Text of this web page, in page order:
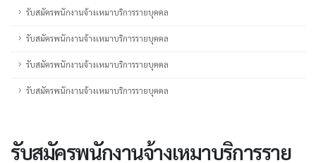
รับสมัครพนักงานจ้างเหมาบริการรายบุคคล
รับสมัครพนักงานจ้างเหมาบริการรายบุคคล
รับสมัครพนักงานจ้างเหมาบริการรายบุคคล
รับสมัครพนักงานจ้างเหมาบริการรายบุคคล
รับสมัครพนักงานจ้างเหมาบริการราย